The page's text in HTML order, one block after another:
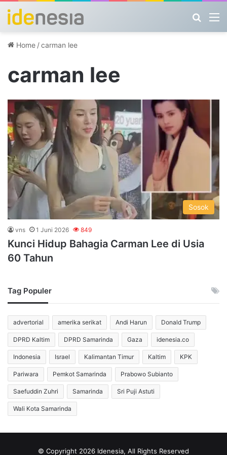
Home /carman lee
carman lee
Sosok
vns 1 Juni 2026 849
Kunci Hidup Bahagia Carman Lee di Usia
60 Tahun
Tag Populer
advertorial amerika serikat Andi Harun Donald Trump
DPRD Kaltim DPRD Samarinda Gaza idenesia.co
Indonesia Israel Kalimantan Timur Kaltim KPK
Pariwara Pemkot Samarinda Prabowo Subianto
Saefuddin Zuhri Samarinda Sri Puji Astuti
Wali Kota Samarinda
© Copyright 2026 Idenesia, All Rights Reserved